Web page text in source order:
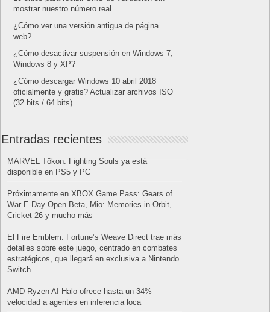
mostrar nuestro número real
¿Cómo ver una versión antigua de página
web?
¿Cómo desactivar suspensión en Windows 7,
Windows 8 y XP?
¿Cómo descargar Windows 10 abril 2018
oficialmente y gratis? Actualizar archivos ISO
(32 bits / 64 bits)
Entradas recientes
MARVEL Tōkon: Fighting Souls ya está
disponible en PS5 y PC
Próximamente en XBOX Game Pass: Gears of
War E-Day Open Beta, Mio: Memories in Orbit,
Cricket 26 y mucho más
El Fire Emblem: Fortune’s Weave Direct trae más
detalles sobre este juego, centrado en combates
estratégicos, que llegará en exclusiva a Nintendo
Switch
AMD Ryzen AI Halo ofrece hasta un 34%
velocidad a agentes en inferencia loca